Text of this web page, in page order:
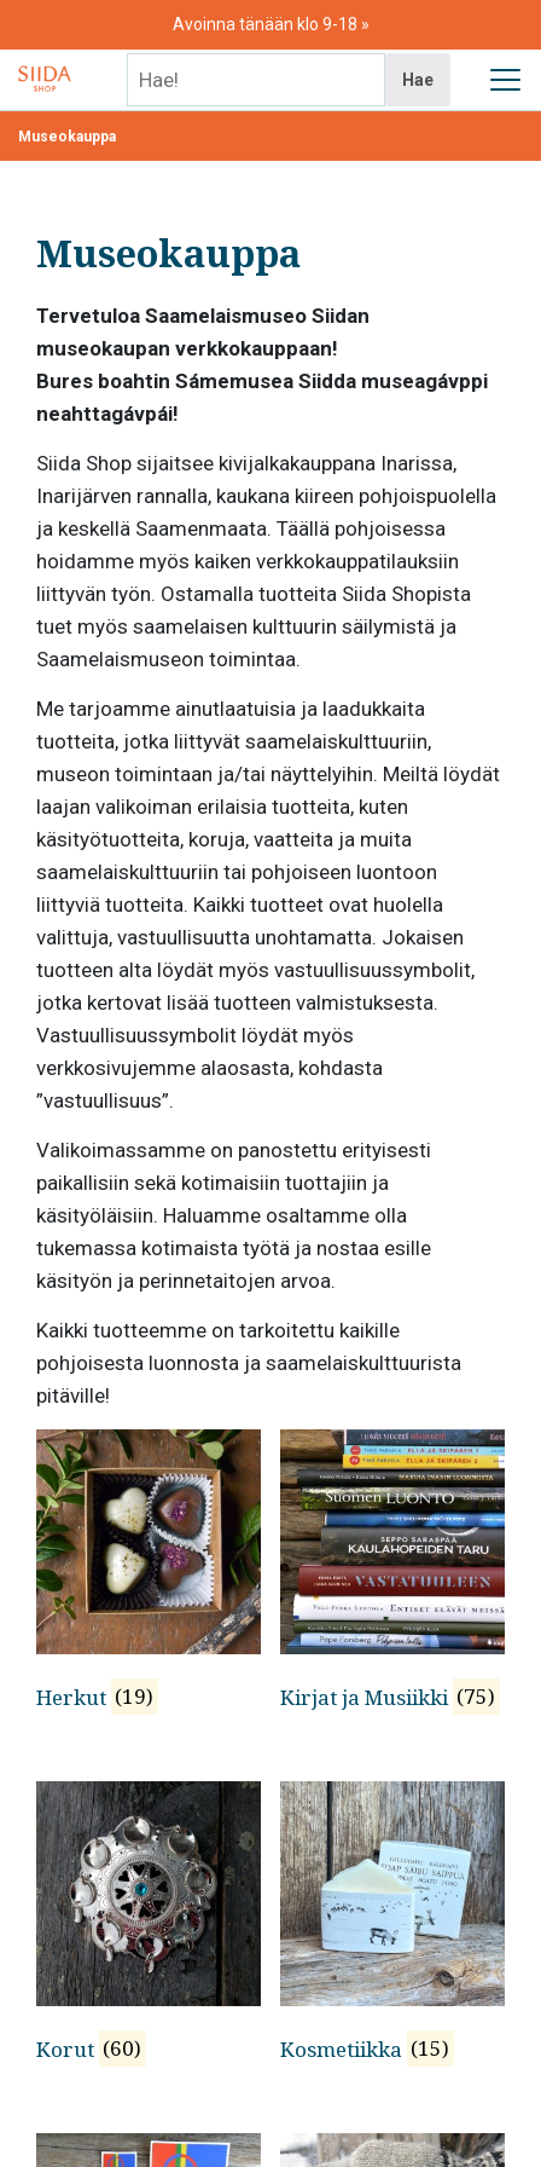
content
Avoinna tänään klo 9-18
Hae
Museokauppa
Museokauppa
Tervetuloa Saamelaismuseo Siidan
museokaupan verkkokauppaan!
Bures boahtin Sámemusea Siidda museagávppi
neahttagávpái!
Siida Shop sijaitsee kivijalkakauppana Inarissa,
Inarijärven rannalla, kaukana kiireen pohjoispuolella
ja keskellä Saamenmaata. Täällä pohjoisessa
hoidamme myös kaiken verkkokauppatilauksiin
liittyvän työn. Ostamalla tuotteita Siida Shopista
tuet myös saamelaisen kulttuurin säilymistä ja
Saamelaismuseon toimintaa.
Me tarjoamme ainutlaatuisia ja laadukkaita
tuotteita, jotka liittyvät saamelaiskulttuuriin,
museon toimintaan ja/tai näyttelyihin. Meiltä löydät
laajan valikoiman erilaisia tuotteita, kuten
käsityötuotteita, koruja, vaatteita ja muita
saamelaiskulttuuriin tai pohjoiseen luontoon
liittyviä tuotteita. Kaikki tuotteet ovat huolella
valittuja, vastuullisuutta unohtamatta. Jokaisen
tuotteen alta löydät myös vastuullisuussymbolit,
jotka kertovat lisää tuotteen valmistuksesta.
Vastuullisuussymbolit löydät myös
verkkosivujemme alaosasta, kohdasta
”vastuullisuus”.
Valikoimassamme on panostettu erityisesti
paikallisiin sekä kotimaisiin tuottajiin ja
käsityöläisiin. Haluamme osaltamme olla
tukemassa kotimaista työtä ja nostaa esille
käsityön ja perinnetaitojen arvoa.
Kaikki tuotteemme on tarkoitettu kaikille
pohjoisesta luonnosta ja saamelaiskulttuurista
pitäville!
Herkut (19) Kirjat ja Musiikki (75)
Korut (60) Kosmetiikka (15)